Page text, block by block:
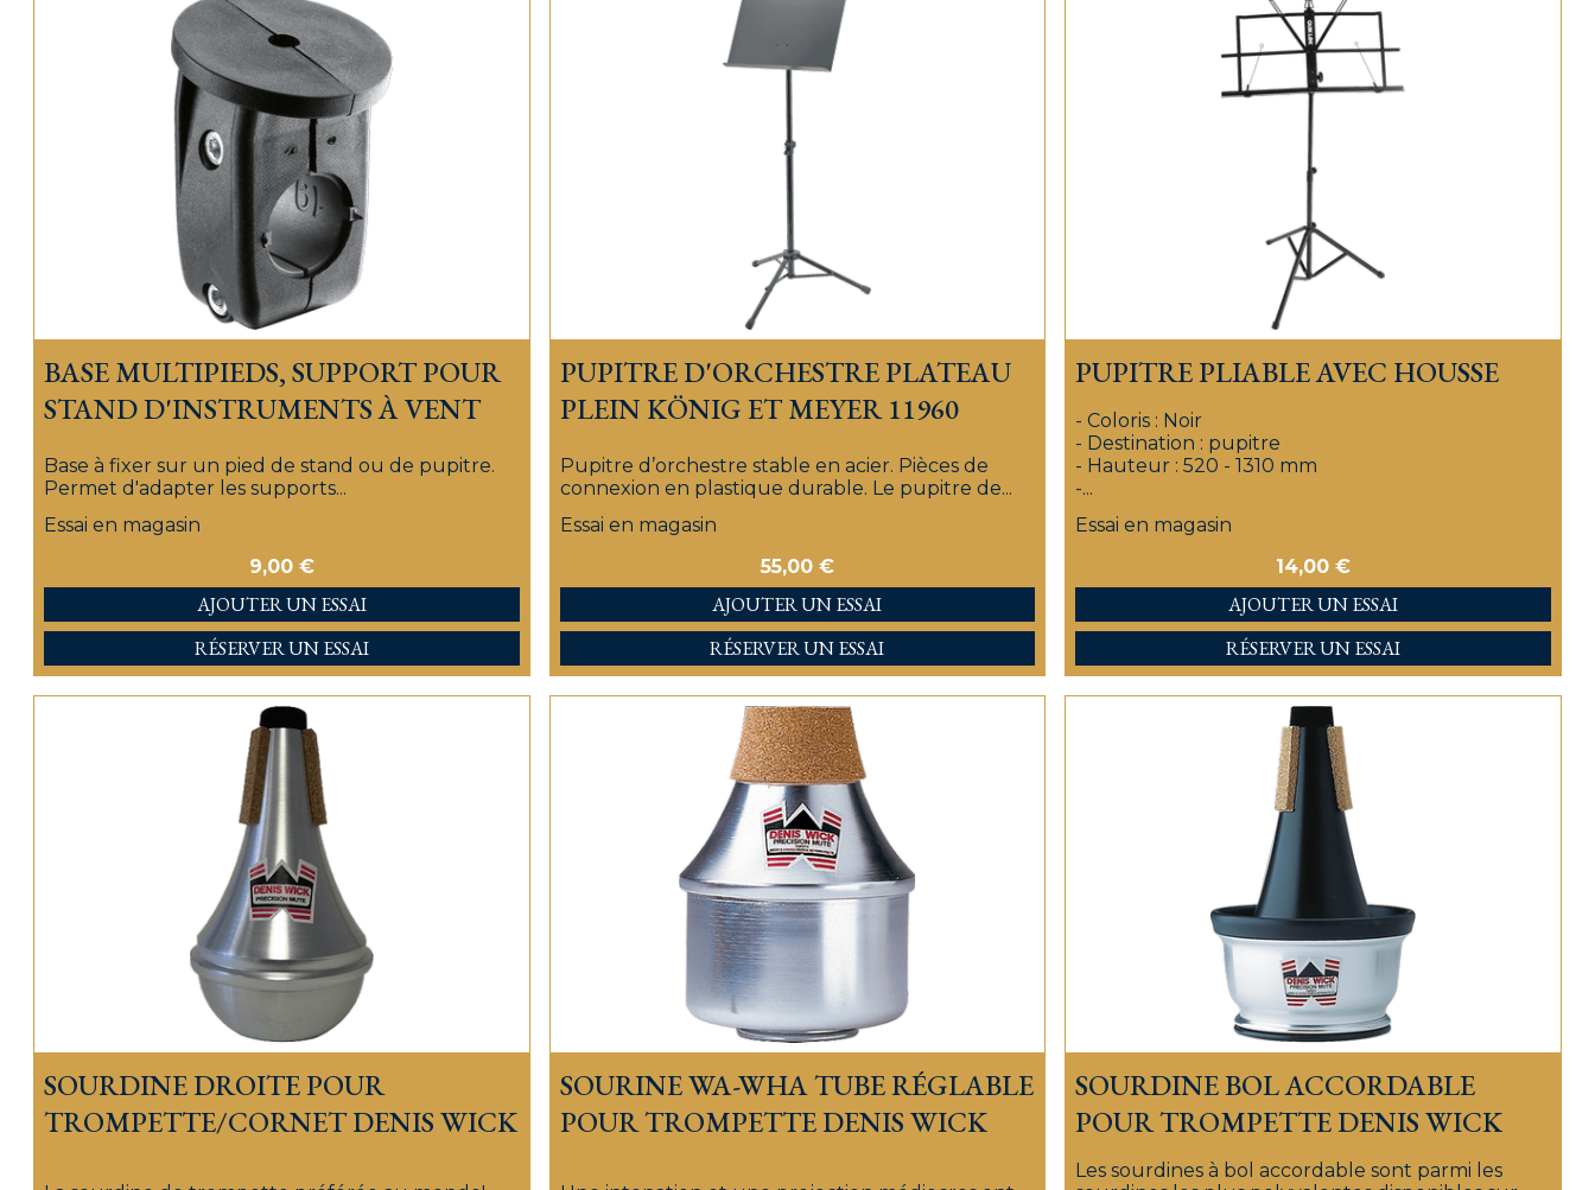
BASE MULTIPIEDS, SUPPORT POUR
STAND D'INSTRUMENTS À VENT
Base à fixer sur un pied de stand ou de pupitre.
Permet d'adapter les supports...
Essai en magasin
9,00 €
AJOUTER
RÉSERVER UN ESSAI
PUPITRE D'ORCHESTRE PLATEAU
PLEIN KÖNIG ET MEYER 11960
Pupitre d’orchestre stable en acier. Pièces de
connexion en plastique durable. Le pupitre de...
Essai en magasin
55,00 €
AJOUTER
RÉSERVER UN ESSAI
PUPITRE PLIABLE AVEC HOUSSE
- Coloris : Noir
- Destination : pupitre
- Hauteur : 520 - 1310 mm
-...
Essai en magasin
14,00 €
AJOUTER
RÉSERVER UN ESSAI
SOURDINE DROITE POUR
TROMPETTE/CORNET DENIS WICK
SOURINE WA-WHA TUBE RÉGLABLE
POUR TROMPETTE DENIS WICK
SOURDINE BOL ACCORDABLE
POUR TROMPETTE DENIS WICK
Les sourdines à bol accordable sont parmi les